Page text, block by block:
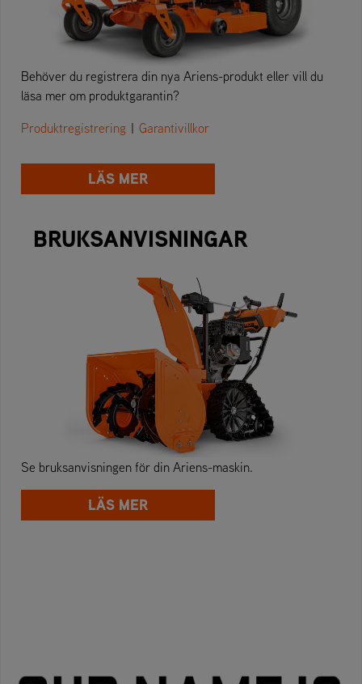
Behöver du registrera din nya Ariens-produkt eller vill du
läsa mer om produktgarantin?
Produktregistrering | Garantivillkor
LÄS MER
BRUKSANVISNINGAR
Se bruksanvisningen för din Ariens-maskin.
LÄS MER